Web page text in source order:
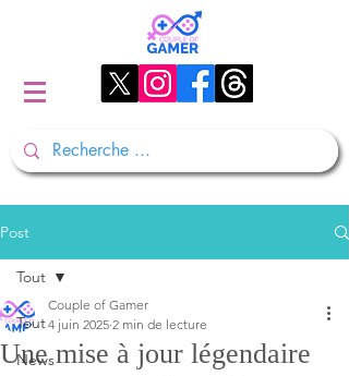
Post
Tout
News
Tout
Une mise à jour légendaire
Couple of Gamer
4 juin 2025 2 min de lecture